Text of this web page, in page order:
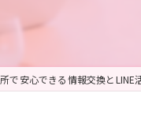
で安心できる情報交換とLINE